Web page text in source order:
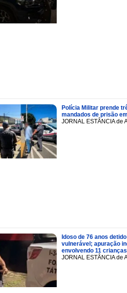
Polícia Militar prende
mandados de prisão
JORNAL ESTÂNCIA de
Idoso de 76 anos
vulnerável; apuração
envolvendo 11
JORNAL ESTÂNCIA de